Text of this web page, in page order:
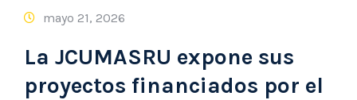
mayo 21, 2026
La JCUMASRU expone sus
proyectos financiados por el